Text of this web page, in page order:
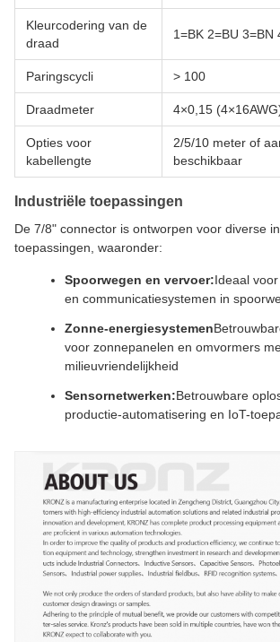
Kleurcodering van de
draad
1=BK 2=BU 3=BN
Paringscycli > 100
Draadmeter 4×0,15
Opties voor
kabellengte
2/5/10 meter of
beschikbaar
Industriële toepassingen
De 7/8" connector is ontworpen voor diverse
toepassingen, waaronder:
Spoorwegen en vervoer:Ideaal
en communicatiesystemen in
Zonne-energiesystemen
voor zonnepanelen en omvormers
milieuvriendelijkheid
Sensornetwerken:Betrouwbare
productie-automatisering en IoT-